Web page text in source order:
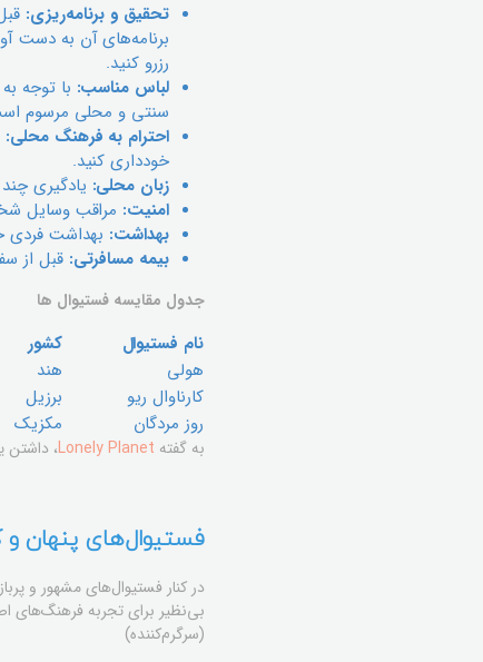
تحقیق و برنامه‌ریزی:
برنامه‌های آن به دست
رزرو کنید.
لباس مناسب: با توجه
سنتی و محلی مرسوم
احترام به فرهنگ محلی:
خودداری کنید.
زبان محلی: یادگیری
امنیت: مراقب وسایل
بهداشت: بهداشت فردی
بیمه مسافرتی: قبل از
جدول مقایسه فستیوال ها
نام فستیوال کشور
هولی
هند
کارناوال ریو
برزیل
روز مردگان
مکزیک
به گفته Lonely Planet، داشتن
فستیوال‌های پنهان
در کنار فستیوال‌های مشهور و
بی‌نظیر برای تجربه فرهنگ‌های
(سرگرم‌کننده)